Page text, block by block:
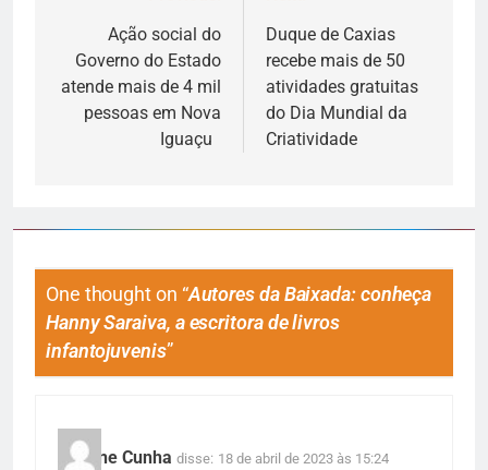
Ação social do
Governo do Estado
atende mais de 4 mil
pessoas em Nova
Iguaçu
Duque de Caxias
recebe mais de 50
atividades gratuitas
do Dia Mundial da
Criatividade
One thought on “Autores da Baixada: conheça
Hanny Saraiva, a escritora de livros
infantojuvenis”
Simone Cunha disse: 18 de abril de 2023 às 15:24